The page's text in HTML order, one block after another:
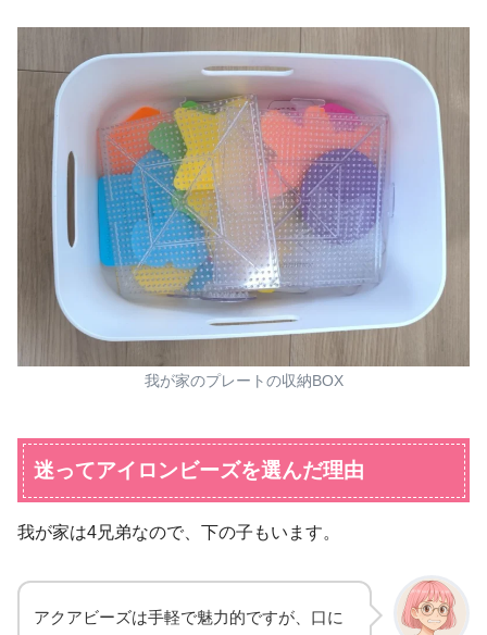
我が家のプレートの収納BOX
迷ってアイロンビーズを選んだ理由
我が家は4兄弟なので、下の子もいます。
アクアビーズは手軽で魅力的ですが、口に